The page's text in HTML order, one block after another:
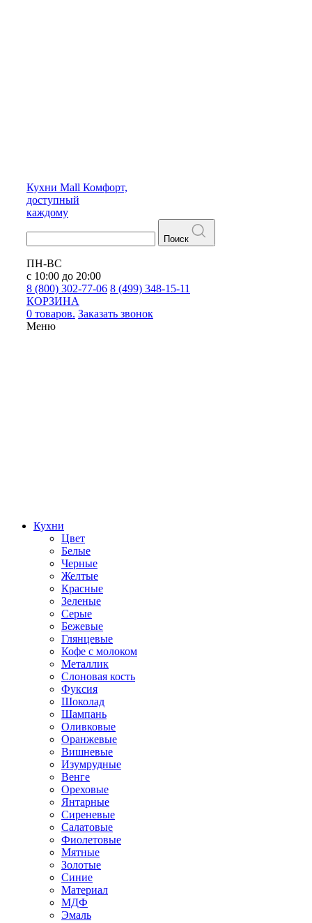
Кухни Mall Комфорт,
доступный
каждому
Поиск
ПН-ВС
с 10:00 до 20:00
8 (800) 302-77-06 8 (499) 348-15-11
КОРЗИНА
0 товаров. Заказать звонок
Меню
Кухни
Цвет
Белые
Черные
Желтые
Красные
Зеленые
Серые
Бежевые
Глянцевые
Кофе с молоком
Металлик
Слоновая кость
Фуксия
Шоколад
Шампань
Оливковые
Оранжевые
Вишневые
Изумрудные
Венге
Ореховые
Янтарные
Сиреневые
Салатовые
Фиолетовые
Мятные
Золотые
Синие
Материал
МДФ
Эмаль